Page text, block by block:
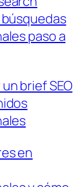
paso a
brief SEO
en